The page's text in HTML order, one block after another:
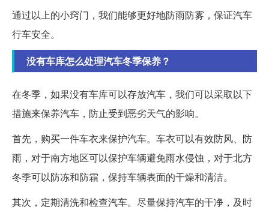
通过以上的小窍门，我们能够更好地防雨防雾，保证汽车
行车安全。
没有车库怎么处理汽车冬季保养？
在冬季，如果没有车库可以存放汽车，我们可以采取以下
措施来保养汽车，防止受到恶劣天气的影响。
首先，购买一件车衣来保护汽车。车衣可以有效防风、防
雨，对于南方地区可以保护车辆避免雨水侵蚀，对于北方
冬季可以防冻和防霜，保持车辆表面的干燥和清洁。
其次，定期清洗和检查汽车。尽量保持汽车的干净，及时